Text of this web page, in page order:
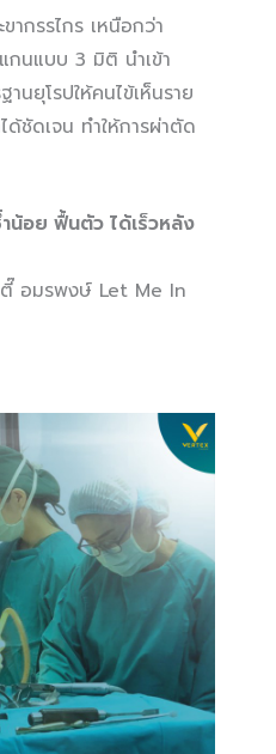
ากรรไกร เหนือกว่า
กนแบบ 3 มิติ นำเข้า
านยุโรปให้คนไข้เห็นราย
ด้ชัดเจน ทำให้การผ่าตัด
น้อย ฟื้นตัว ได้เร็วหลัง
อมรพงษ์ Let Me In